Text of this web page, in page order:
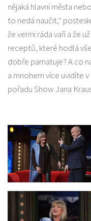
nějaká hlavní města
to nedá naučit,“
že velmi ráda vaří a že
receptů, které hodlá
dobře pamatuje? A co
a mnohem více uvidíte
pořadu Show Jana